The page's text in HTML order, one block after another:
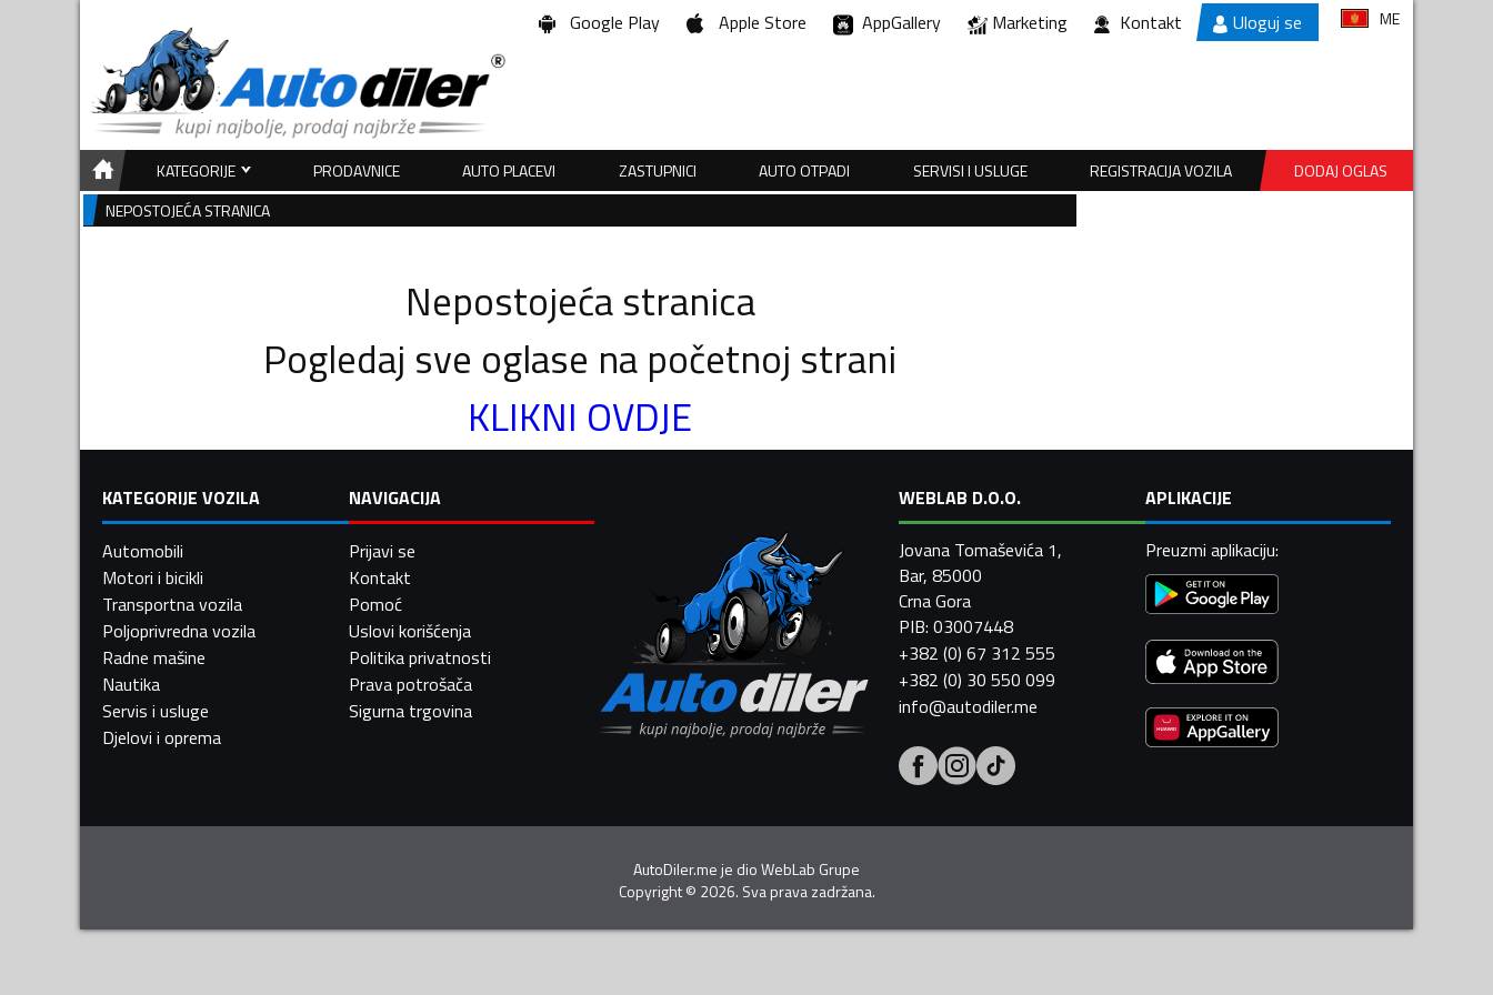
Google Play Apple Store AppGallery Marketing Kontakt Uloguj se ME
KATEGORIJE PRODAVNICE AUTO PLACEVI ZASTUPNICI AUTO OTPADI SERVISI I USLUGE REGISTRACIJA VOZILA
DODAJ OGLAS
NEPOSTOJEĆA STRANICA
Nepostojeća stranica
Pogledaj sve oglase na početnoj strani
KLIKNI OVDJE
KATEGORIJE VOZILA
Automobili
Motori i bicikli
Transportna vozila
Poljoprivredna vozila
Radne mašine
Nautika
Servis i usluge
Djelovi i oprema
NAVIGACIJA
Prijavi se
Kontakt
Pomoć
Uslovi korišćenja
Politika privatnosti
Prava potrošača
Sigurna trgovina
WEBLAB D.O.O.
Jovana Tomaševića 1,
Bar, 85000
Crna Gora
PIB: 03007448
+382 (0) 67 312 555
+382 (0) 30 550 099
info@autodiler.me
APLIKACIJE
Preuzmi aplikaciju:
AutoDiler.me je dioWebLab Grupe
Copyright© 2026. Sva prava zadržana.